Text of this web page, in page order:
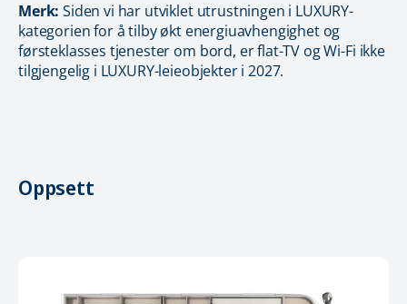
Merk: Siden vi har utviklet utrustningen i LUXURY-
kategorien for å tilby økt energiuavhengighet og
førsteklasses tjenester om bord, er flat-TV og Wi-Fi ikke
tilgjengelig i LUXURY-leieobjekter i 2027.
Oppsett